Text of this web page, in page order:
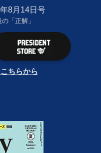
8月14日号
「正解」
ちらから